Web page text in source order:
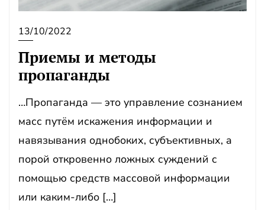
13/10/2022
Приемы и методы
пропаганды
…Пропаганда — это управление сознанием
масс путём искажения информации и
навязывания однобоких, субъективных, а
порой откровенно ложных суждений с
помощью средств массовой информации
или каким-либо […]